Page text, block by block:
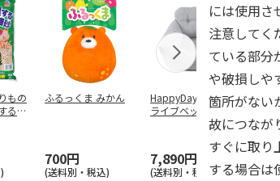
もの
るひ
ふるっくま みかん
700円
(送料別・税込)
HappyDays 2wayド
ライブベッド グレ
7,890円
(送料別・税込)
獣医
をと
イレ
(送
には使用さ
注意してく
ている部分
や破損しや
箇所がない
故につなが
すぐに取り
する場合は